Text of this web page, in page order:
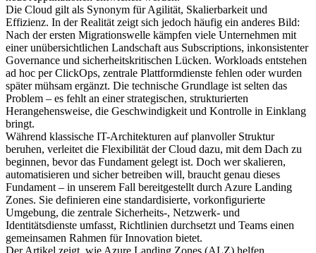
Die Cloud gilt als Synonym für Agilität, Skalierbarkeit und
Effizienz. In der Realität zeigt sich jedoch häufig ein anderes Bild:
Nach der ersten Migrationswelle kämpfen viele Unternehmen mit
einer unübersichtlichen Landschaft aus Subscriptions, inkonsistenter
Governance und sicherheitskritischen Lücken. Workloads entstehen
ad hoc per ClickOps, zentrale Plattformdienste fehlen oder wurden
später mühsam ergänzt. Die technische Grundlage ist selten das
Problem – es fehlt an einer strategischen, strukturierten
Herangehensweise, die Geschwindigkeit und Kontrolle in Einklang
bringt.
Während klassische IT-Architekturen auf planvoller Struktur
beruhen, verleitet die Flexibilität der Cloud dazu, mit dem Dach zu
beginnen, bevor das Fundament gelegt ist. Doch wer skalieren,
automatisieren und sicher betreiben will, braucht genau dieses
Fundament – in unserem Fall bereitgestellt durch Azure Landing
Zones. Sie definieren eine standardisierte, vorkonfigurierte
Umgebung, die zentrale Sicherheits-, Netzwerk- und
Identitätsdienste umfasst, Richtlinien durchsetzt und Teams einen
gemeinsamen Rahmen für Innovation bietet.